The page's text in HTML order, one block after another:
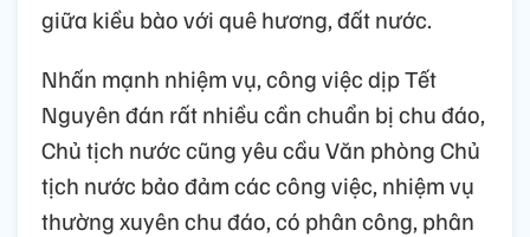
giữa kiều bào với quê hương, đất nước.
Nhấn mạnh nhiệm vụ, công việc dịp Tết
Nguyên đán rất nhiều cần chuẩn bị chu đáo,
Chủ tịch nước cũng yêu cầu Văn phòng Chủ
tịch nước bảo đảm các công việc, nhiệm vụ
thường xuyên chu đáo, có phân công, phân